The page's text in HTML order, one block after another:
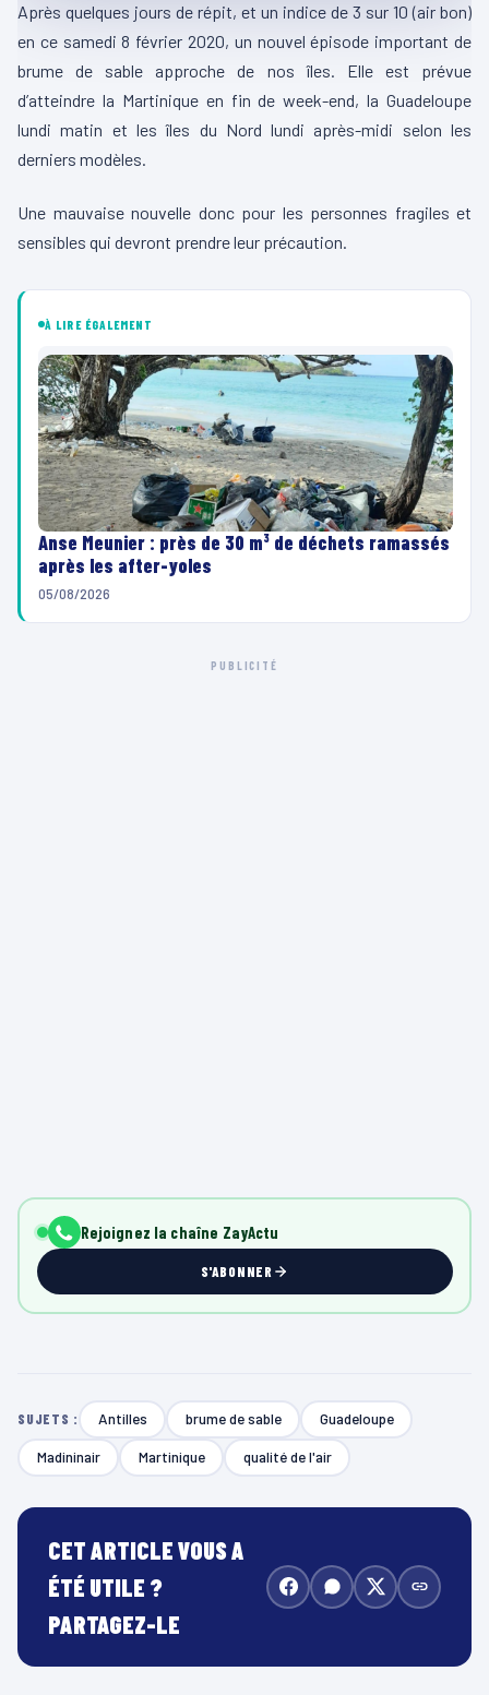
Après quelques jours de répit, et un indice de 3 sur 10 (air bon)
en ce samedi 8 février 2020, un nouvel épisode important de
brume de sable approche de nos îles. Elle est prévue
d’atteindre la Martinique en fin de week-end, la Guadeloupe
lundi matin et les îles du Nord lundi après-midi selon les
derniers modèles.
Une mauvaise nouvelle donc pour les personnes fragiles et
sensibles qui devront prendre leur précaution.
À LIRE ÉGALEMENT
Anse Meunier : près de 30 m³ de déchets ramassés
après les after-yoles
05/08/2026
PUBLICITÉ
Rejoignez la chaîne ZayActu
S'ABONNER
SUJETS : Antilles brume de sable Guadeloupe
Madininair Martinique qualité de l'air
CET ARTICLE VOUS A
ÉTÉ UTILE ?
PARTAGEZ-LE